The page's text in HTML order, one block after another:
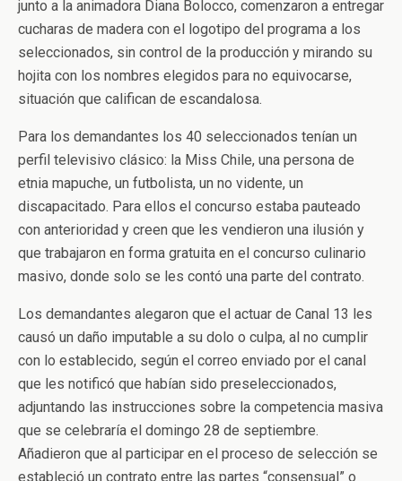
junto a la animadora Diana Bolocco, comenzaron a entregar
cucharas de madera con el logotipo del programa a los
seleccionados, sin control de la producción y mirando su
hojita con los nombres elegidos para no equivocarse,
situación que califican de escandalosa.
Para los demandantes los 40 seleccionados tenían un
perfil televisivo clásico: la Miss Chile, una persona de
etnia mapuche, un futbolista, un no vidente, un
discapacitado. Para ellos el concurso estaba pauteado
con anterioridad y creen que les vendieron una ilusión y
que trabajaron en forma gratuita en el concurso culinario
masivo, donde solo se les contó una parte del contrato.
Los demandantes alegaron que el actuar de Canal 13 les
causó un daño imputable a su dolo o culpa, al no cumplir
con lo establecido, según el correo enviado por el canal
que les notificó que habían sido preseleccionados,
adjuntando las instrucciones sobre la competencia masiva
que se celebraría el domingo 28 de septiembre.
Añadieron que al participar en el proceso de selección se
estableció un contrato entre las partes “consensual” o